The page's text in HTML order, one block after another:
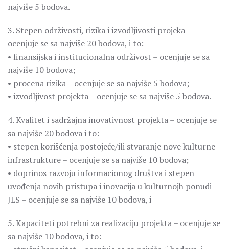
najviše 5 bodova.
3. Stepen održivosti, rizika i izvodljivosti projeka –
ocenjuje se sa najviše 20 bodova, i to:
• finansijska i institucionalna održivost – ocenjuje se sa
najviše 10 bodova;
• procena rizika – ocenjuje se sa najviše 5 bodova;
• izvodljivost projekta – ocenjuje se sa najviše 5 bodova.
4. Kvalitet i sadržajna inovativnost projekta – ocenjuje se
sa najviše 20 bodova i to:
• stepen korišćenja postojeće/ili stvaranje nove kulturne
infrastrukture – ocenjuje se sa najviše 10 bodova;
• doprinos razvoju informacionog društva i stepen
uvođenja novih pristupa i inovacija u kulturnojh ponudi
JLS – ocenjuje se sa najviše 10 bodova, i
5. Kapaciteti potrebni za realizaciju projekta – ocenjuje se
sa najviše 10 bodova, i to: